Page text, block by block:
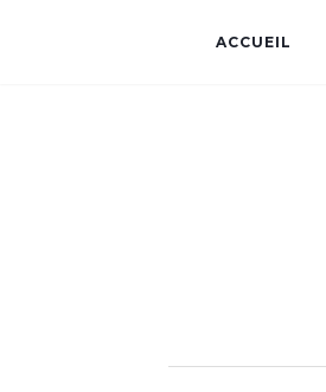
ACCUEIL